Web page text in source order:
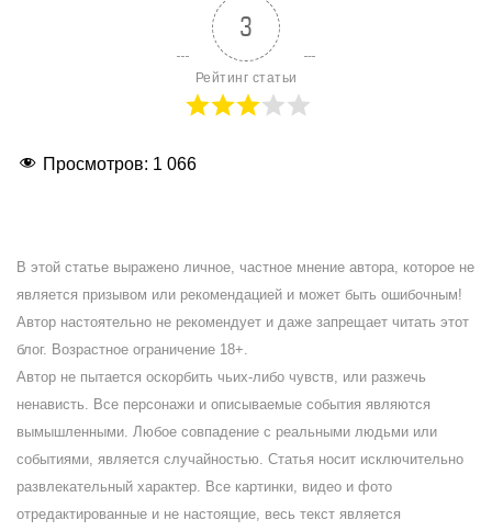
3
Рейтинг статьи
Просмотров: 1 066
В этой статье выражено личное, частное мнение автора, которое не
является призывом или рекомендацией и может быть ошибочным!
Автор настоятельно не рекомендует и даже запрещает читать этот
блог. Возрастное ограничение 18+.
Автор не пытается оскорбить чьих-либо чувств, или разжечь
ненависть. Все персонажи и описываемые события являются
вымышленными. Любое совпадение с реальными людьми или
событиями, является случайностью. Статья носит исключительно
развлекательный характер. Все картинки, видео и фото
отредактированные и не настоящие, весь текст является